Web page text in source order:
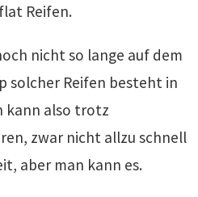
Reifen.
nicht so lange auf dem
solcher Reifen besteht in
kann also trotz
zwar nicht allzu schnell
aber man kann es.